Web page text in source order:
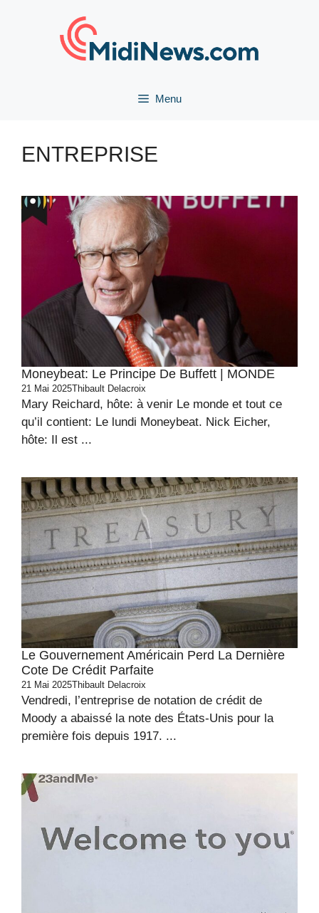
Menu
ENTREPRISE
Moneybeat: Le Principe De Buffett | MONDE
21 Mai 2025Thibault Delacroix
Mary Reichard, hôte: à venir Le monde et tout ce
qu’il contient: Le lundi Moneybeat. Nick Eicher,
hôte: Il est ...
Le Gouvernement Américain Perd La Dernière
Cote De Crédit Parfaite
21 Mai 2025Thibault Delacroix
Vendredi, l’entreprise de notation de crédit de
Moody a abaissé la note des États-Unis pour la
première fois depuis 1917. ...